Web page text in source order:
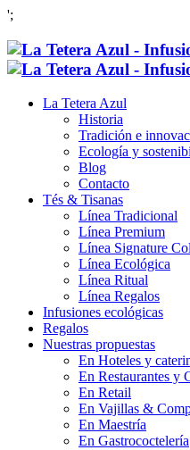
';
La Tetera Azul
Historia
Tradición e
Ecología y
Blog
Contacto
Tés & Tisanas
Línea Tradicional
Línea Premium
Línea Signature
Línea Ecológica
Línea Ritual
Línea Regalos
Infusiones ecológicas
Regalos
Nuestras propuestas
En Hoteles y
En Restaurantes y
En Retail
En Vajillas &
En Maestría
En Gastrococtelería